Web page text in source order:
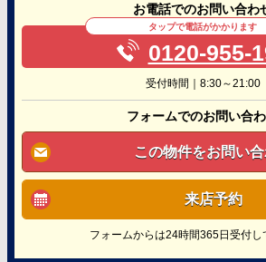
お電話でのお問い合わ
タップで電話がかかります
0120-955-
受付時間｜8:30～21:00
フォームでのお問い合
この物件をお問い
来店予約
フォームからは24時間365日受付し